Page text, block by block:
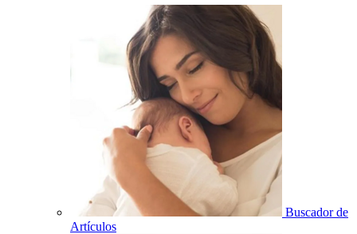
Buscador de
Artículos